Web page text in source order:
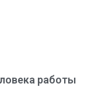
работы